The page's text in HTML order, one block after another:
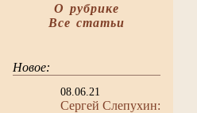
О рубрике
Все статьи
Новое:
08.06.21
Сергей Слепухин: